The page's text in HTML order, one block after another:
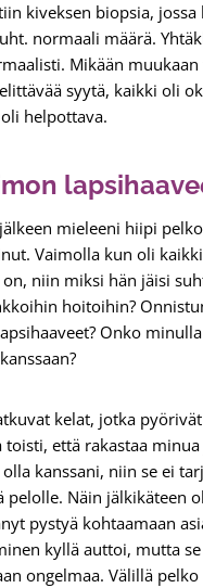
kiveksen biopsia,
normaali määrä.
Mikään
syytä, kaikki oli
helpottava.
mieleeni hiipi
Vaimolla kun oli
niin miksi hän jäisi
hoitoihin?
Onko
kelat, jotka
että rakastaa
kanssani, niin se ei
pelolle. Näin jälkikäteen
pystyä kohtaamaan
kyllä auttoi, mutta
ongelmaa. Välillä pelko